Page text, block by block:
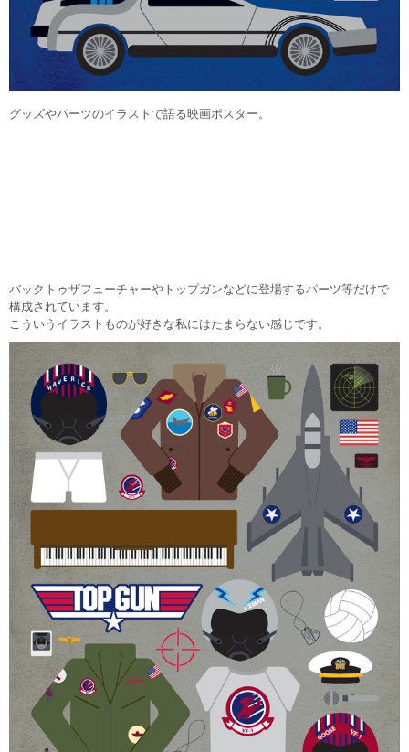
グッズやパーツのイラストで語る映画ポスター。
バックトゥザフューチャーやトップガンなどに登場するパーツ等だけで
構成されています。
こういうイラストものが好きな私にはたまらない感じです。